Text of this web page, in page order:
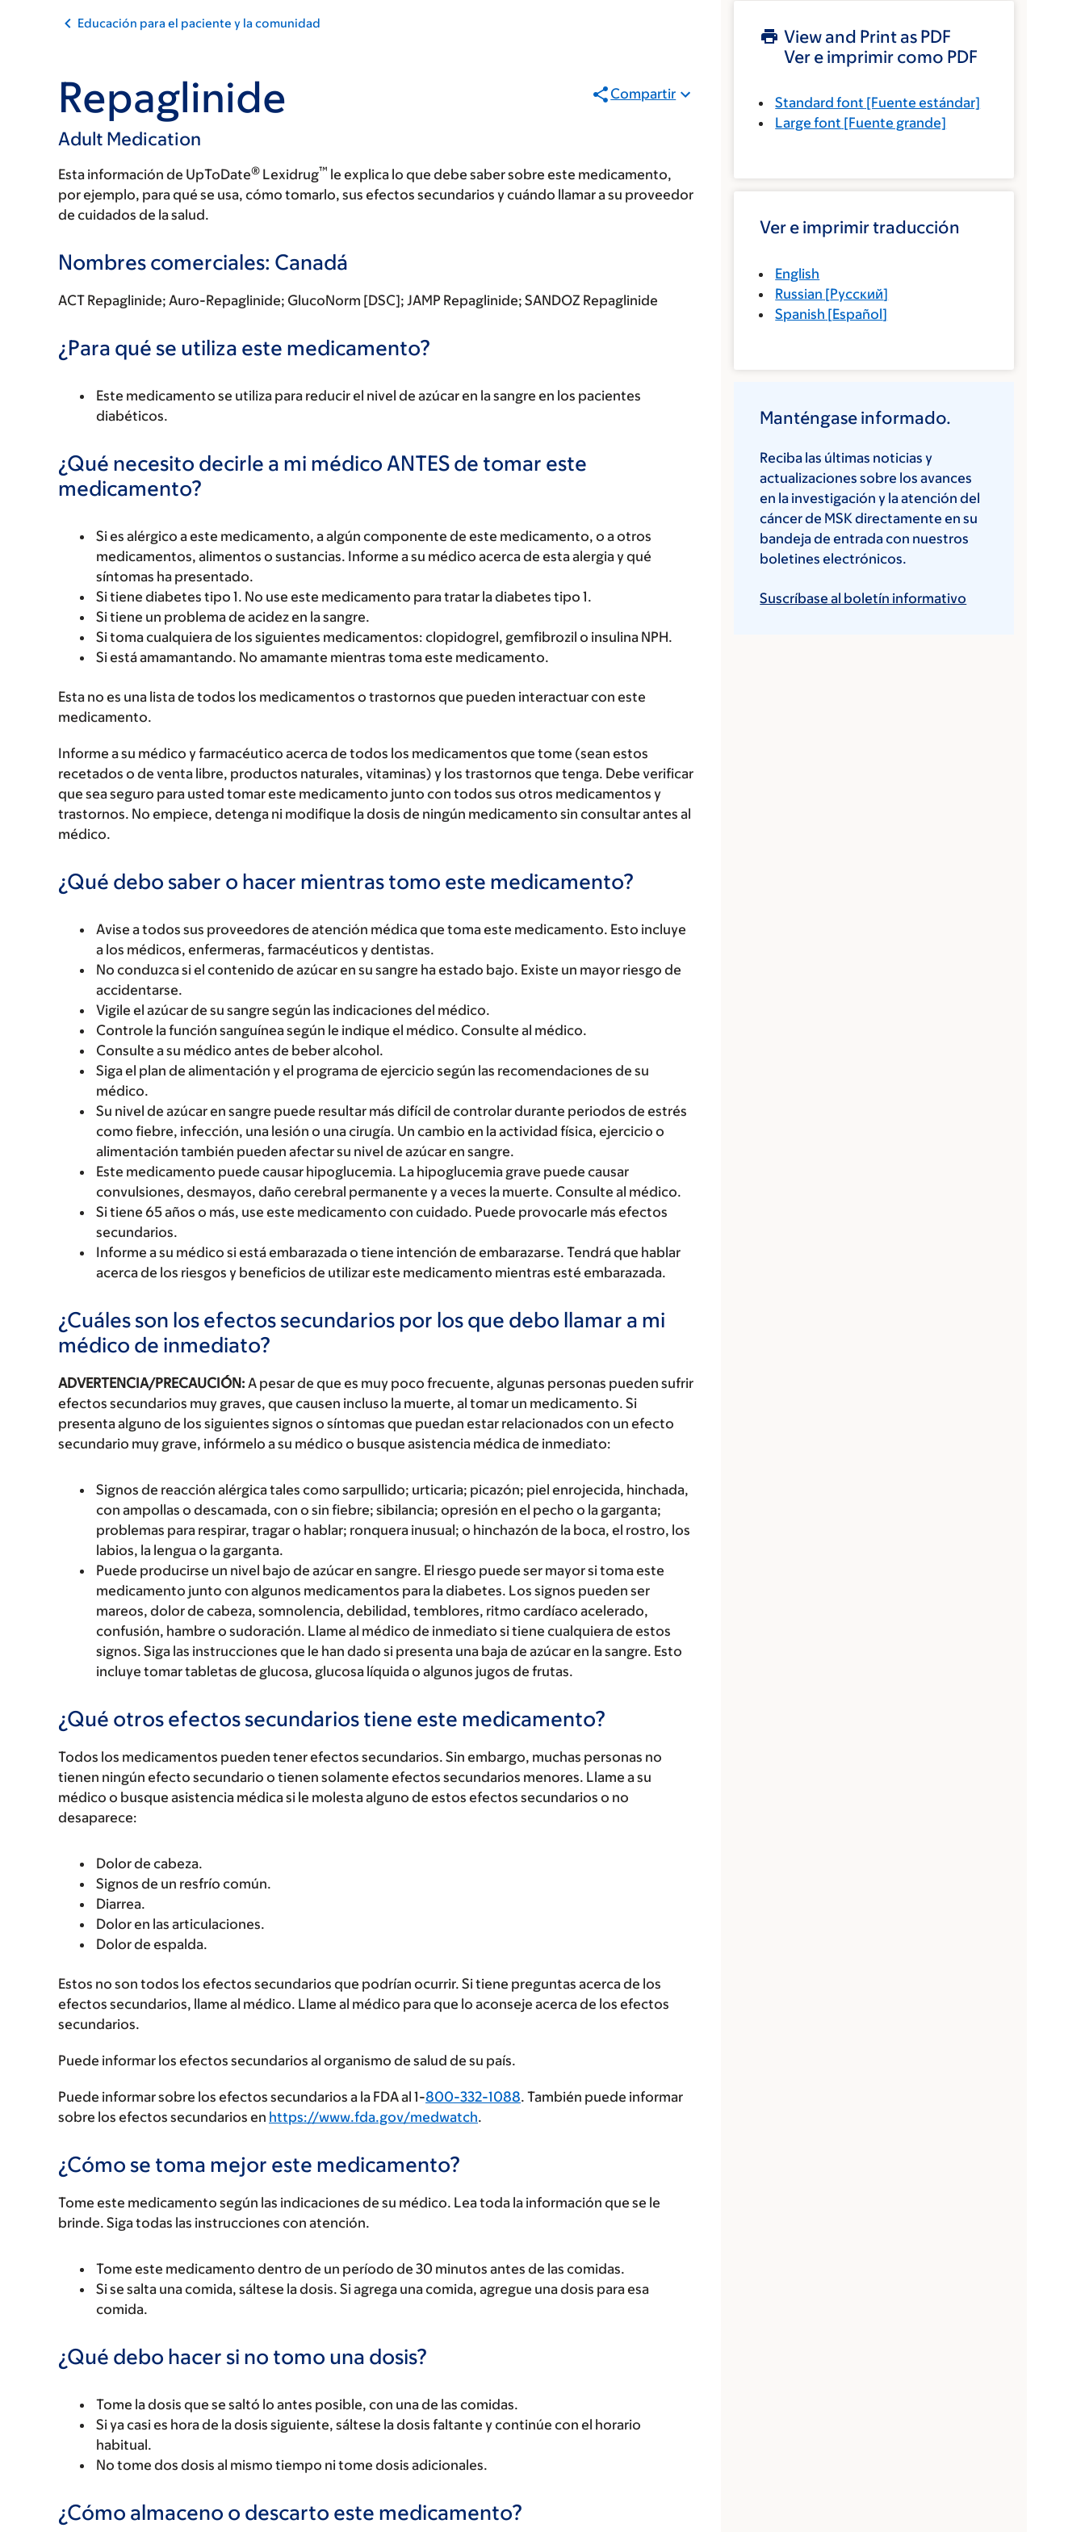
Educación para el paciente y la comunidad
Repaglinide
Adult Medication
Compartir
Esta información de UpToDate® Lexidrug™ le explica lo que debe saber sobre este medicamento,
por ejemplo, para qué se usa, cómo tomarlo, sus efectos secundarios y cuándo llamar a su proveedor
de cuidados de la salud.
Nombres comerciales: Canadá
ACT Repaglinide; Auro-Repaglinide; GlucoNorm [DSC]; JAMP Repaglinide; SANDOZ Repaglinide
¿Para qué se utiliza este medicamento?
Este medicamento se utiliza para reducir el nivel de azúcar en la sangre en los pacientes
diabéticos.
¿Qué necesito decirle a mi médico ANTES de tomar este
medicamento?
Si es alérgico a este medicamento, a algún componente de este medicamento, o a otros
medicamentos, alimentos o sustancias. Informe a su médico acerca de esta alergia y qué
síntomas ha presentado.
Si tiene diabetes tipo 1. No use este medicamento para tratar la diabetes tipo 1.
Si tiene un problema de acidez en la sangre.
Si toma cualquiera de los siguientes medicamentos: clopidogrel, gemfibrozil o insulina NPH.
Si está amamantando. No amamante mientras toma este medicamento.
Esta no es una lista de todos los medicamentos o trastornos que pueden interactuar con este
medicamento.
Informe a su médico y farmacéutico acerca de todos los medicamentos que tome (sean estos
recetados o de venta libre, productos naturales, vitaminas) y los trastornos que tenga. Debe verificar
que sea seguro para usted tomar este medicamento junto con todos sus otros medicamentos y
trastornos. No empiece, detenga ni modifique la dosis de ningún medicamento sin consultar antes al
médico.
¿Qué debo saber o hacer mientras tomo este medicamento?
Avise a todos sus proveedores de atención médica que toma este medicamento. Esto incluye
a los médicos, enfermeras, farmacéuticos y dentistas.
No conduzca si el contenido de azúcar en su sangre ha estado bajo. Existe un mayor riesgo de
accidentarse.
Vigile el azúcar de su sangre según las indicaciones del médico.
Controle la función sanguínea según le indique el médico. Consulte al médico.
Consulte a su médico antes de beber alcohol.
Siga el plan de alimentación y el programa de ejercicio según las recomendaciones de su
médico.
Su nivel de azúcar en sangre puede resultar más difícil de controlar durante periodos de estrés
como fiebre, infección, una lesión o una cirugía. Un cambio en la actividad física, ejercicio o
alimentación también pueden afectar su nivel de azúcar en sangre.
Este medicamento puede causar hipoglucemia. La hipoglucemia grave puede causar
convulsiones, desmayos, daño cerebral permanente y a veces la muerte. Consulte al médico.
Si tiene 65 años o más, use este medicamento con cuidado. Puede provocarle más efectos
secundarios.
Informe a su médico si está embarazada o tiene intención de embarazarse. Tendrá que hablar
acerca de los riesgos y beneficios de utilizar este medicamento mientras esté embarazada.
¿Cuáles son los efectos secundarios por los que debo llamar a mi
médico de inmediato?
ADVERTENCIA/PRECAUCIÓN: A pesar de que es muy poco frecuente, algunas personas pueden sufrir
efectos secundarios muy graves, que causen incluso la muerte, al tomar un medicamento. Si
presenta alguno de los siguientes signos o síntomas que puedan estar relacionados con un efecto
secundario muy grave, infórmelo a su médico o busque asistencia médica de inmediato:
Signos de reacción alérgica tales como sarpullido; urticaria; picazón; piel enrojecida, hinchada,
con ampollas o descamada, con o sin fiebre; sibilancia; opresión en el pecho o la garganta;
problemas para respirar, tragar o hablar; ronquera inusual; o hinchazón de la boca, el rostro, los
labios, la lengua o la garganta.
Puede producirse un nivel bajo de azúcar en sangre. El riesgo puede ser mayor si toma este
medicamento junto con algunos medicamentos para la diabetes. Los signos pueden ser
mareos, dolor de cabeza, somnolencia, debilidad, temblores, ritmo cardíaco acelerado,
confusión, hambre o sudoración. Llame al médico de inmediato si tiene cualquiera de estos
signos. Siga las instrucciones que le han dado si presenta una baja de azúcar en la sangre. Esto
incluye tomar tabletas de glucosa, glucosa líquida o algunos jugos de frutas.
¿Qué otros efectos secundarios tiene este medicamento?
Todos los medicamentos pueden tener efectos secundarios. Sin embargo, muchas personas no
tienen ningún efecto secundario o tienen solamente efectos secundarios menores. Llame a su
médico o busque asistencia médica si le molesta alguno de estos efectos secundarios o no
desaparece:
Dolor de cabeza.
Signos de un resfrío común.
Diarrea.
Dolor en las articulaciones.
Dolor de espalda.
Estos no son todos los efectos secundarios que podrían ocurrir. Si tiene preguntas acerca de los
efectos secundarios, llame al médico. Llame al médico para que lo aconseje acerca de los efectos
secundarios.
Puede informar los efectos secundarios al organismo de salud de su país.
Puede informar sobre los efectos secundarios a la FDA al 1-800-332-1088. También puede informar
sobre los efectos secundarios en https://www.fda.gov/medwatch.
¿Cómo se toma mejor este medicamento?
Tome este medicamento según las indicaciones de su médico. Lea toda la información que se le
brinde. Siga todas las instrucciones con atención.
Tome este medicamento dentro de un período de 30 minutos antes de las comidas.
Si se salta una comida, sáltese la dosis. Si agrega una comida, agregue una dosis para esa
comida.
¿Qué debo hacer si no tomo una dosis?
Tome la dosis que se saltó lo antes posible, con una de las comidas.
Si ya casi es hora de la dosis siguiente, sáltese la dosis faltante y continúe con el horario
habitual.
No tome dos dosis al mismo tiempo ni tome dosis adicionales.
¿Cómo almaceno o descarto este medicamento?
View and Print as PDF
Ver e imprimir como PDF
Standard font [Fuente estándar]
Large font [Fuente grande]
Ver e imprimir traducción
English
Russian [Русский]
Spanish [Español]
Manténgase informado.
Reciba las últimas noticias y
actualizaciones sobre los avances
en la investigación y la atención del
cáncer de MSK directamente en su
bandeja de entrada con nuestros
boletines electrónicos.
Suscríbase al boletín informativo